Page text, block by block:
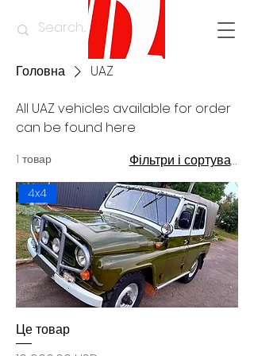
Головна UAZ
All UAZ vehicles available for order
can be found here
1 товар Фільтри і сортування
4x4
Це товар